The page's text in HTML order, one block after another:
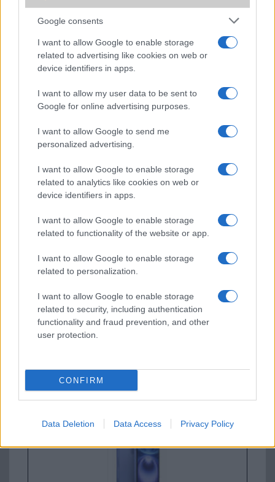
Google consents
I want to allow Google to enable storage
related to advertising like cookies on web or
device identifiers in apps.
I want to allow my user data to be sent to
Google for online advertising purposes.
I want to allow Google to send me
personalized advertising.
I want to allow Google to enable storage
related to analytics like cookies on web or
device identifiers in apps.
I want to allow Google to enable storage
related to functionality of the website or app.
I want to allow Google to enable storage
related to personalization.
I want to allow Google to enable storage
related to security, including authentication
functionality and fraud prevention, and other
user protection.
CONFIRM
Data Deletion Data Access Privacy Policy
Limited Edition Nincs
N/A = Nincs adat. Legutóbbi frissítés: 2026-07-13 19:00:00
Új és Használt GSM kiemelt ajánlatok
Apple iPhone 15 Plus
Apple iPhone 16